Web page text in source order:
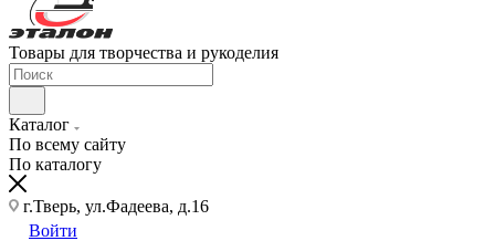
Товары для творчества и рукоделия
Каталог
По всему сайту
По каталогу
г.Тверь, ул.Фадеева, д.16
Войти